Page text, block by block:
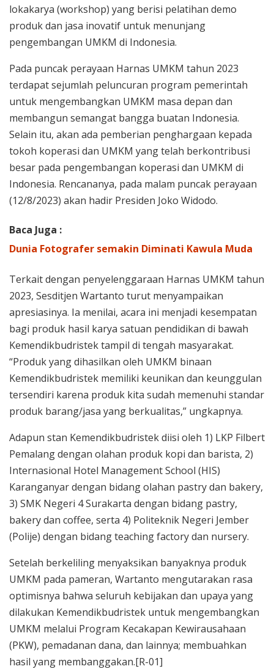
lokakarya (workshop) yang berisi pelatihan demo
produk dan jasa inovatif untuk menunjang
pengembangan UMKM di Indonesia.
Pada puncak perayaan Harnas UMKM tahun 2023
terdapat sejumlah peluncuran program pemerintah
untuk mengembangkan UMKM masa depan dan
membangun semangat bangga buatan Indonesia.
Selain itu, akan ada pemberian penghargaan kepada
tokoh koperasi dan UMKM yang telah berkontribusi
besar pada pengembangan koperasi dan UMKM di
Indonesia. Rencananya, pada malam puncak perayaan
(12/8/2023) akan hadir Presiden Joko Widodo.
Baca Juga :
Dunia Fotografer semakin Diminati Kawula Muda
Terkait dengan penyelenggaraan Harnas UMKM tahun
2023, Sesditjen Wartanto turut menyampaikan
apresiasinya. Ia menilai, acara ini menjadi kesempatan
bagi produk hasil karya satuan pendidikan di bawah
Kemendikbudristek tampil di tengah masyarakat.
“Produk yang dihasilkan oleh UMKM binaan
Kemendikbudristek memiliki keunikan dan keunggulan
tersendiri karena produk kita sudah memenuhi standar
produk barang/jasa yang berkualitas,” ungkapnya.
Adapun stan Kemendikbudristek diisi oleh 1) LKP Filbert
Pemalang dengan olahan produk kopi dan barista, 2)
Internasional Hotel Management School (HIS)
Karanganyar dengan bidang olahan pastry dan bakery,
3) SMK Negeri 4 Surakarta dengan bidang pastry,
bakery dan coffee, serta 4) Politeknik Negeri Jember
(Polije) dengan bidang teaching factory dan nursery.
Setelah berkeliling menyaksikan banyaknya produk
UMKM pada pameran, Wartanto mengutarakan rasa
optimisnya bahwa seluruh kebijakan dan upaya yang
dilakukan Kemendikbudristek untuk mengembangkan
UMKM melalui Program Kecakapan Kewirausahaan
(PKW), pemadanan dana, dan lainnya; membuahkan
hasil yang membanggakan.[R-01]